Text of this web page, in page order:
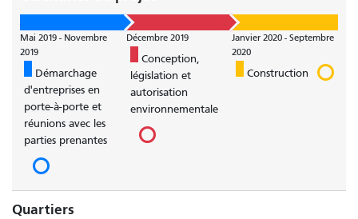
Mai 2019 - Novembre
2019
Démarchage
d'entreprises en
porte-à-porte et
réunions avec les
parties prenantes
Décembre 2019
Conception,
législation et
autorisation
environnementale
Janvier 2020 - Septembre
2020
Construction
Quartiers